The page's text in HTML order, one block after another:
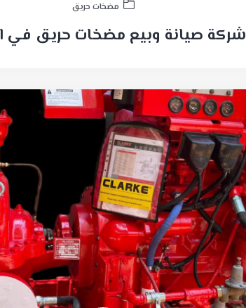
مضخات حريق
شركة صيانة وبيع مضخات حريق في